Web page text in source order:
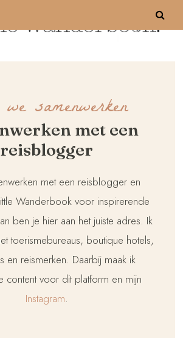
samenwerken
met een
reisblogger
met een reisblogger en
Wanderbook voor inspirerende
ben je hier aan het juiste adres. Ik
toerismebureaus, boutique hotels,
en reismerken. Daarbij maak ik
content voor dit platform en mijn
Instagram.